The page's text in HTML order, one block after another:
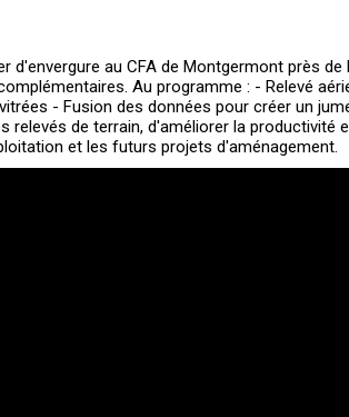
au CFA de Montgermont près
Au programme : - Relevé
- Fusion des données pour créer un
de terrain, d'améliorer la productivité
et les futurs projets d'aménagement.